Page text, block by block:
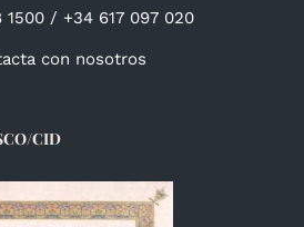
1500 / +34 617 097 020
con nosotros
CID